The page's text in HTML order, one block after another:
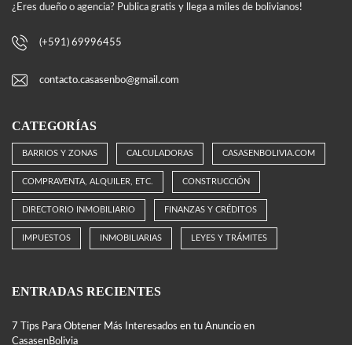
¿Eres dueño o agencia? Publica gratis y llega a miles de bolivianos!
(+591) 69996455
contacto.casasenbo@gmail.com
CATEGORÍAS
BARRIOS Y ZONAS CALCULADORAS CASASENBOLIVIA.COM
COMPRAVENTA, ALQUILER, ETC. CONSTRUCCIÓN
DIRECTORIO INMOBILIARIO FINANZAS Y CRÉDITOS
IMPUESTOS INMOBILIARIAS LEYES Y TRÁMITES
ENTRADAS RECIENTES
7 Tips Para Obtener Más Interesados en tu Anuncio en
CasasenBolivia